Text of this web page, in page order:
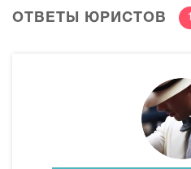
ОТВЕТЫ ЮРИСТОВ 1